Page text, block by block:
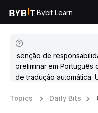
Bybit Learn
Isenção de
preliminar em Português
de tradução automática.
Topics
Daily Bits